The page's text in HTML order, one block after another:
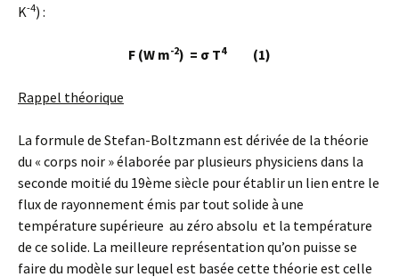
K-4) :
F (W m-2) = σ T4 (1)
Rappel théorique
La formule de Stefan-Boltzmann est dérivée de la théorie
du « corps noir » élaborée par plusieurs physiciens dans la
seconde moitié du 19ème siècle pour établir un lien entre le
flux de rayonnement émis par tout solide à une
température supérieure au zéro absolu et la température
de ce solide. La meilleure représentation qu’on puisse se
faire du modèle sur lequel est basée cette théorie est celle